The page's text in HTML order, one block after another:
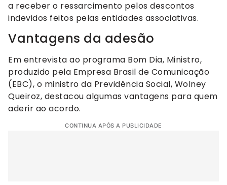
a receber o ressarcimento pelos descontos
indevidos feitos pelas entidades associativas.
Vantagens da adesão
Em entrevista ao programa Bom Dia, Ministro,
produzido pela Empresa Brasil de Comunicação
(EBC), o ministro da Previdência Social, Wolney
Queiroz, destacou algumas vantagens para quem
aderir ao acordo.
CONTINUA APÓS A PUBLICIDADE